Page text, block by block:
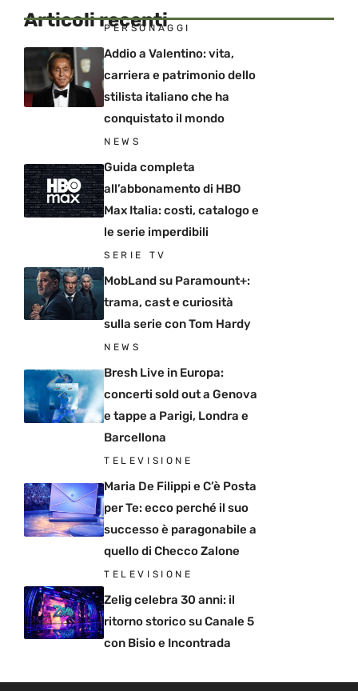
Articoli recenti
PERSONAGGI
Addio a Valentino: vita,
carriera e patrimonio dello
stilista italiano che ha
conquistato il mondo
NEWS
Guida completa
all’abbonamento di HBO
Max Italia: costi, catalogo e
le serie imperdibili
SERIE TV
MobLand su Paramount+:
trama, cast e curiosità
sulla serie con Tom Hardy
NEWS
Bresh Live in Europa:
concerti sold out a Genova
e tappe a Parigi, Londra e
Barcellona
TELEVISIONE
Maria De Filippi e C’è Posta
per Te: ecco perché il suo
successo è paragonabile a
quello di Checco Zalone
TELEVISIONE
Zelig celebra 30 anni: il
ritorno storico su Canale 5
con Bisio e Incontrada